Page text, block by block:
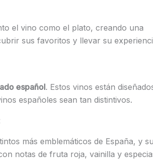
el vino como el plato, creando una
sus favoritos y llevar su
español. Estos vinos están
españoles sean tan distintivos.
más emblemáticos de España, y su
notas de fruta roja, vainilla y